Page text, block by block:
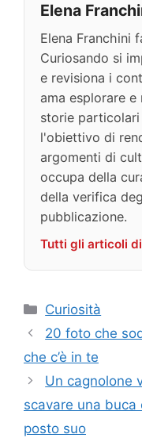
Elena
Elena Franchini
Curiosando si
e revisiona i
ama esplorare
storie
l'obiettivo di
argomenti di
occupa della
della verifica
pubblicazione.
Tutti gli articoli
Categorie
Curiosità
20 foto che
che c’è in te
Un cagnolone
scavare una
posto suo